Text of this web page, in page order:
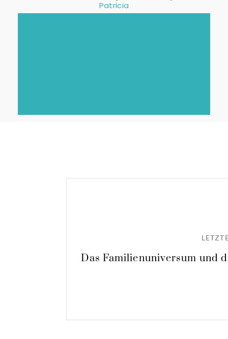
Patricia
Das Familienuniversum und